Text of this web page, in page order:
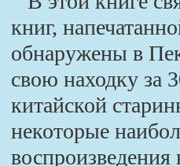
книг,
обнаружены в
свою находку за
китайской
некоторые
воспроизведения